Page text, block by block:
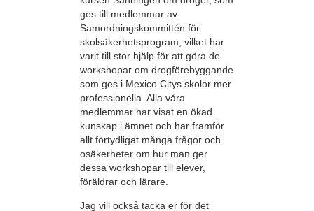
ges till medlemmar av
Samordningskommittén för
skolsäkerhetsprogram, vilket har
varit till stor hjälp för att göra de
workshopar om drogförebyggande
som ges i Mexico Citys skolor mer
professionella. Alla våra
medlemmar har visat en ökad
kunskap i ämnet och har framför
allt förtydligat många frågor och
osäkerheter om hur man ger
dessa workshopar till elever,
föräldrar och lärare.
Jag vill också tacka er för det